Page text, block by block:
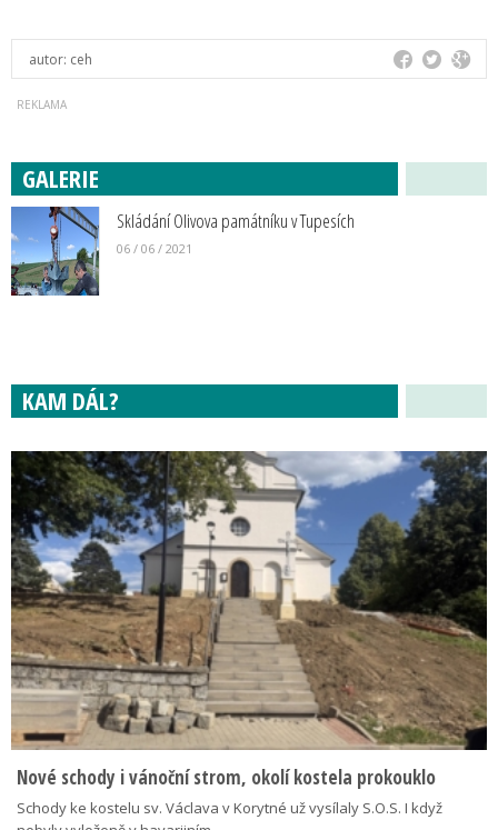
autor: ceh
GALERIE
Skládání Olivova památníku v Tupesích
06 / 06 / 2021
KAM DÁL?
Nové schody i vánoční strom, okolí kostela prokouklo
Schody ke kostelu sv. Václava v Korytné už vysílaly S.O.S. I když